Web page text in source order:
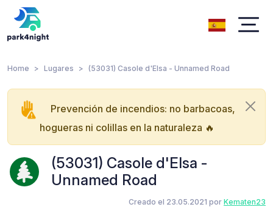
Home Lugares (53031) Casole d'Elsa - Unnamed Road
Prevención de incendios: no barbacoas,
hogueras ni colillas en la naturaleza 🔥
(53031) Casole d'Elsa -
Unnamed Road
Creado el 23.05.2021 por Kematen23